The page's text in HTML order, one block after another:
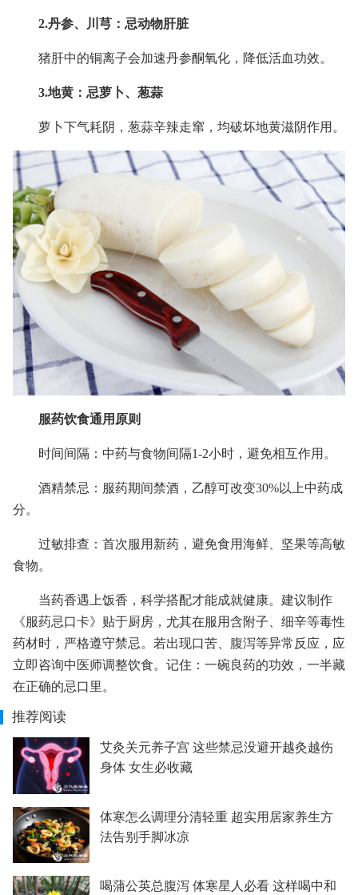
2.丹参、川芎：忌动物肝脏
猪肝中的铜离子会加速丹参酮氧化，降低活血功效。
3.地黄：忌萝卜、葱蒜
萝卜下气耗阴，葱蒜辛辣走窜，均破坏地黄滋阴作用。
服药饮食通用原则
时间间隔：中药与食物间隔1-2小时，避免相互作用。
酒精禁忌：服药期间禁酒，乙醇可改变30%以上中药成
分。
过敏排查：首次服用新药，避免食用海鲜、坚果等高敏
食物。
当药香遇上饭香，科学搭配才能成就健康。建议制作
《服药忌口卡》贴于厨房，尤其在服用含附子、细辛等毒性
药材时，严格遵守禁忌。若出现口苦、腹泻等异常反应，应
立即咨询中医师调整饮食。记住：一碗良药的功效，一半藏
在正确的忌口里。
推荐阅读
艾灸关元养子宫 这些禁忌没避开越灸越伤
身体 女生必收藏
体寒怎么调理分清轻重 超实用居家养生方
法告别手脚冰凉
喝蒲公英总腹泻 体寒星人必看 这样喝中和